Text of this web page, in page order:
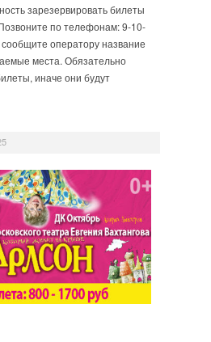
зарезервировать билеты
по телефонам: 9-10-
оператору название
места. Обязательно
иначе они будут